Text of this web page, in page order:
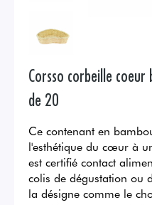
Corsso corbeille
de 20
Ce contenant en
l'esthétique du cœur à
est certifié contact
colis de dégustation ou
la désigne comme le